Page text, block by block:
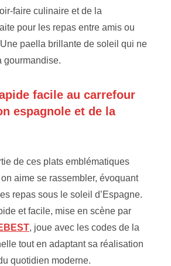
faire culinaire et de la
pour les repas entre amis ou
paella brillante de soleil qui ne
gourmandise.
facile au carrefour
espagnole et de la
de ces plats emblématiques
aime se rassembler, évoquant
repas sous le soleil d’Espagne.
et facile, mise en scène par
, joue avec les codes de la
tout en adaptant sa réalisation
quotidien moderne.